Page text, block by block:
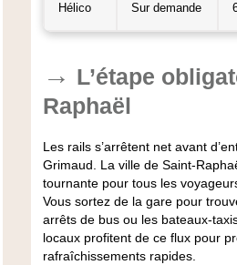
Hélico Sur demande
L’étape
Raphaël
Les rails s’arrêtent net avant
Grimaud. La ville de Saint-
tournante pour tous les
Vous sortez de la gare pour
arrêts de bus ou les bateaux-
locaux profitent de ce flux pour
rafraîchissements rapides.